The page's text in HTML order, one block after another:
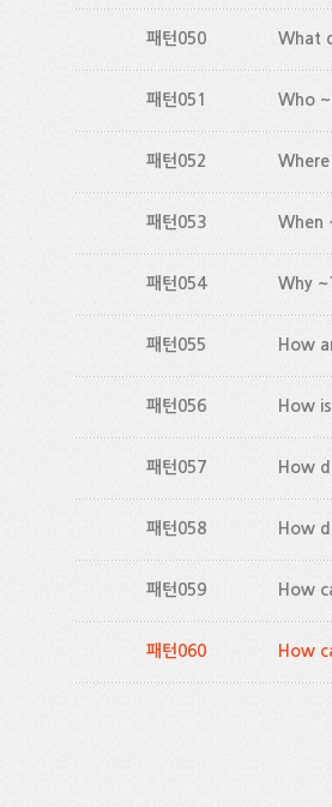
패턴050 What
패턴051 Who
패턴052 Where
패턴053 When
패턴054 Why
패턴055 How
패턴056 How
패턴057 How
패턴058 How
패턴059 How
패턴060 How